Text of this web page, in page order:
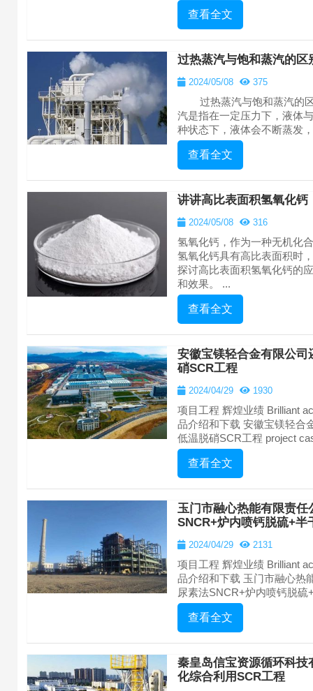
查看全文
过热蒸汽与饱和蒸汽的区
2024/05/08 375
过热蒸汽与饱和蒸汽的区
汽是指在一定压力下，液体
种状态下，液体会不断蒸发
查看全文
讲讲高比表面积氢氧化
2024/05/08 316
氢氧化钙，作为一种无机化
氢氧化钙具有高比表面积时
探讨高比表面积氢氧化钙的
和效果。 ...
查看全文
安徽宝镁轻合金有限公
硝SCR工程
2024/04/29 1930
项目工程 辉煌业绩 Brilliant
品介绍和下载 安徽宝镁轻合
低温脱硝SCR工程 project
查看全文
玉门市融心热能有限责
SNCR+炉内喷钙脱硫+半
2024/04/29 2131
项目工程 辉煌业绩 Brilliant
品介绍和下载 玉门市融心热
尿素法SNCR+炉内喷钙脱硫
查看全文
秦皇岛信宝资源循环科
化综合利用SCR工程